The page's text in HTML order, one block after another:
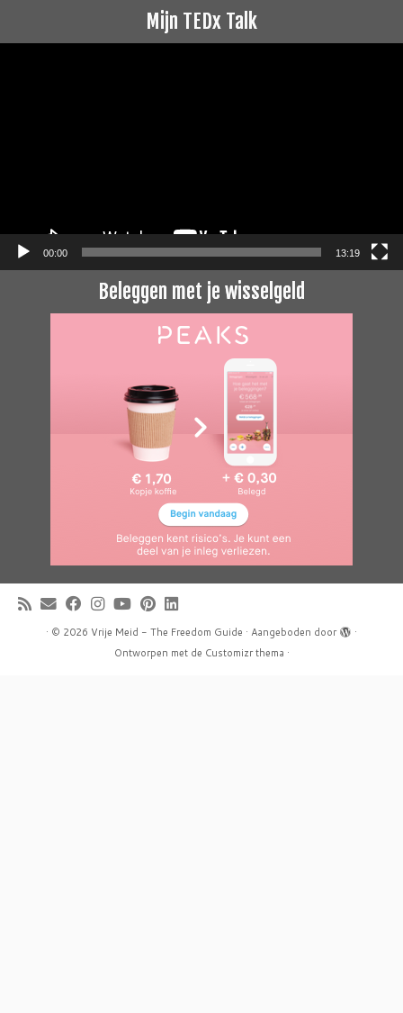
Mijn TEDx Talk
00:00 13:19
Beleggen met je wisselgeld
· © 2026 Vrije Meid - The Freedom Guide · Aangeboden door
·
Ontworpen met de Customizr thema ·